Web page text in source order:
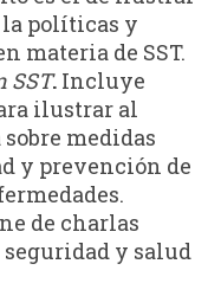
políticas y
materia de SST.
SST.Incluye
ilustrar al
medidas
y prevención de
de charlas
y salud